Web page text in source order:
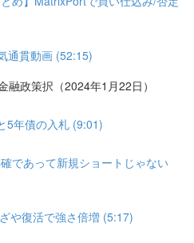
通貫動画 (52:15)
融政策択（2024年1月22日）
5年債の入札 (9:01)
であって新規ショートじゃない
や復活で強さ倍増 (5:17)